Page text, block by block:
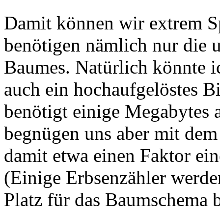
Damit können wir extrem
benötigen nämlich nur die
Baumes. Natürlich könnte
auch ein hochaufgelöstes
benötigt einige Megabytes
begnügen uns aber mit
damit etwa einen Faktor
(Einige Erbsenzähler
Platz für das Baumschema